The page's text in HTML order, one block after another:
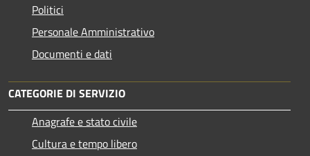
Politici
Personale Amministrativo
Documenti e dati
CATEGORIE DI SERVIZIO
Anagrafe e stato civile
Cultura e tempo libero